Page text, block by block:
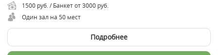
1500 руб. / Банкет от 3000 руб.
Один зал на 50 мест
Подробнее